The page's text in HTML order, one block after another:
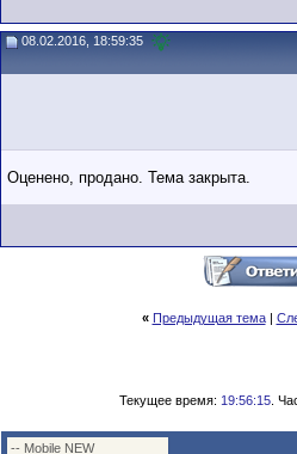
08.02.2016, 18:59:35
Оценено, продано. Тема закрыта.
« Предыдущая тема|
Текущее время: 19:56:15.